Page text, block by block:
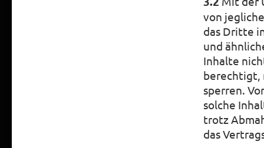
von
das Dritte
und
Inhalte
berechtigt,
sperren.
solche
trotz
das